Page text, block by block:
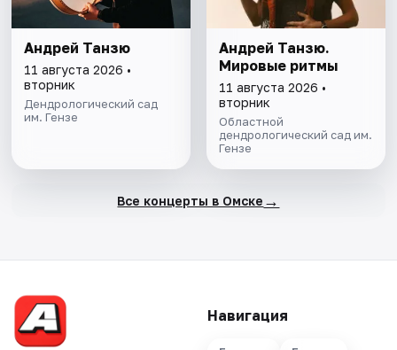
Андрей Танзю
11 августа 2026 •
вторник
Дендрологический сад
им. Гензе
Андрей Танзю.
Мировые ритмы
11 августа 2026 •
вторник
Областной
дендрологический сад им.
Гензе
Все концерты в Омске →
Навигация